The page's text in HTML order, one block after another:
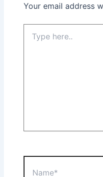
Your email address